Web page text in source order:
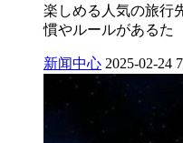
楽しめる人気の旅行
慣やルールがあるた
新闻中心 2025-02-24